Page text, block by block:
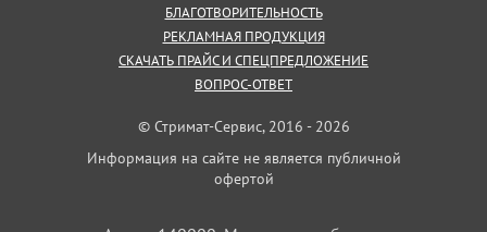
БЛАГОТВОРИТЕЛЬНОСТЬ
РЕКЛАМНАЯ ПРОДУКЦИЯ
СКАЧАТЬ ПРАЙС И СПЕЦПРЕДЛОЖЕНИЕ
ВОПРОС-ОТВЕТ
© Стримат-Сервис, 2016 - 2026
Информация на сайте не является публичной
офертой